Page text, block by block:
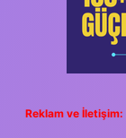
Reklam ve İletişim: